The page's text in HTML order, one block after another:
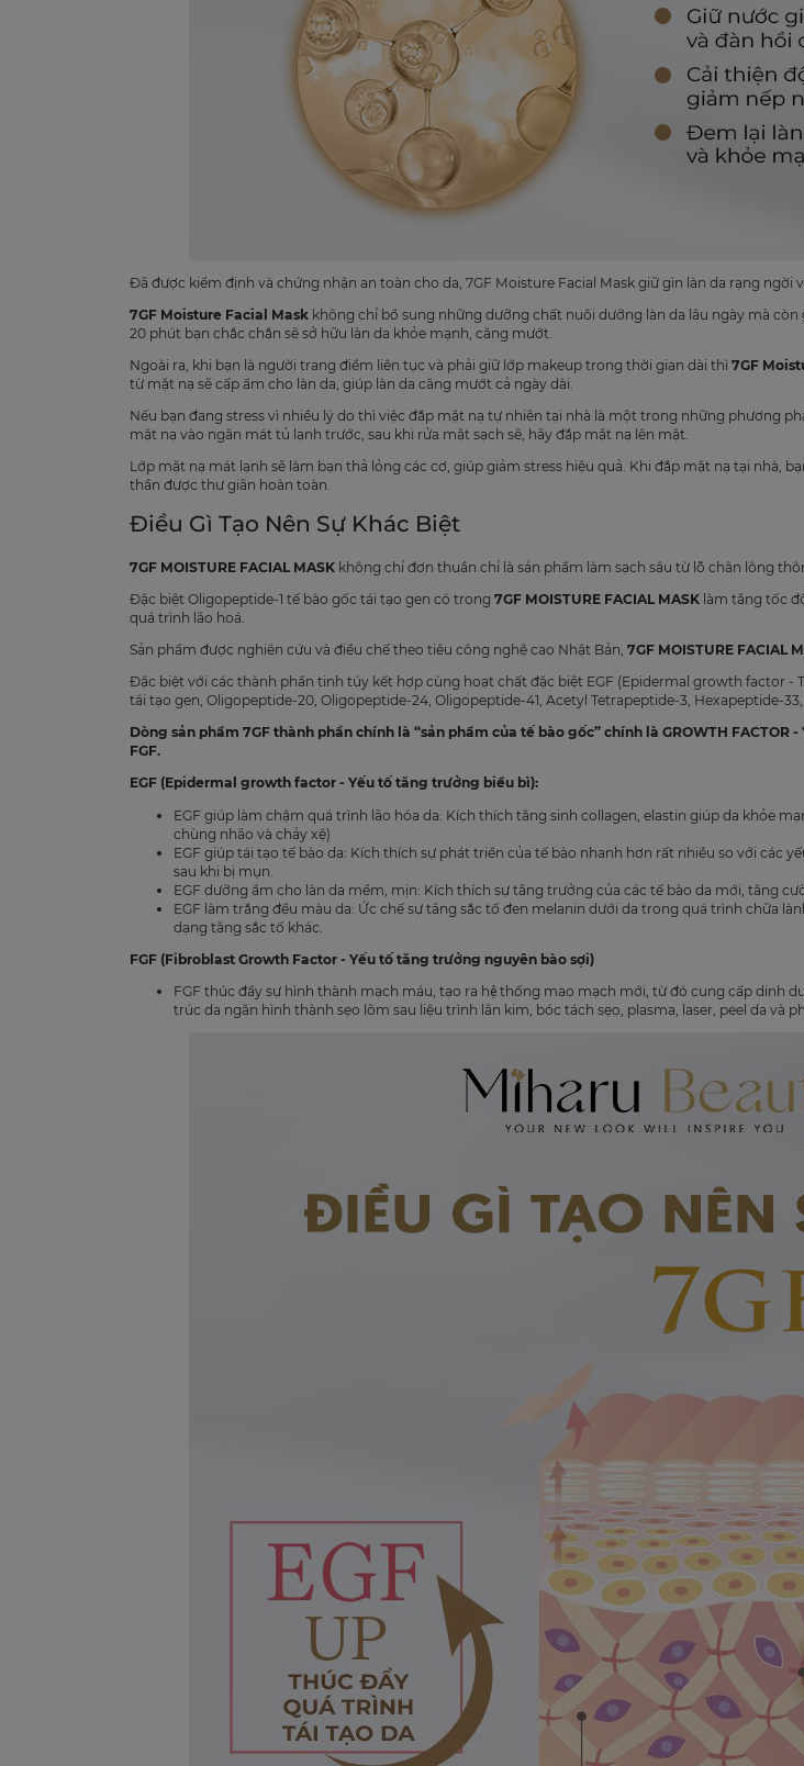
Đã được kiểm định và chứng nhận an toàn cho da, 7GF Moisture Facial Mask giữ gìn làn da rạng ngời
7GF Moisture Facial Maskkhông chỉ bổ sung những dưỡng chất nuôi dưỡng làn da lâu ngày mà
20 phút bạn chắc chắn sẽ sở hữu làn da khỏe mạnh, căng mướt.
Ngoài ra, khi bạn là người trang điểm liên tục và phải giữ lớp makeup trong thời gian dài thì 7GF
từ mặt nạ sẽ cấp ẩm cho làn da, giúp làn da căng mướt cả ngày dài.
Nếu bạn đang stress vì nhiều lý do thì việc đắp mặt nạ tự nhiên tại nhà là một trong những phương
mặt nạ vào ngăn mát tủ lạnh trước, sau khi rửa mặt sạch sẽ, hãy đắp mặt nạ lên mặt.
Lớp mặt nạ mát lạnh sẽ làm bạn thả lỏng các cơ, giúp giảm stress hiệu quả. Khi đắp mặt nạ tại nhà,
thần được thư giãn hoàn toàn.
Điều Gì Tạo Nên Sự Khác Biệt
7GF MOISTURE FACIAL MASKkhông chỉ đơn thuần chỉ là sản phẩm làm sạch sâu từ lỗ chân lông
Đặc biệt Oligopeptide-1 tế bào gốc tái tạo gen có trong 7GF MOISTURE FACIAL MASKlàm tăng tốc
quá trình lão hoá.
Sản phẩm được nghiên cứu và điều chế theo tiêu công nghệ cao Nhật Bản, 7GF MOISTURE FACIAL
Đặc biệt với các thành phần tinh túy kết hợp cùng hoạt chất đặc biệt EGF (Epidermal growth factor -
tái tạo gen, Oligopeptide-20, Oligopeptide-24, Oligopeptide-41, Acetyl Tetrapeptide-3, Hexapeptide-33,
Dòng sản phẩm 7GF thành phần chính là “sản phẩm của tế bào gốc” chính là GROWTH
FGF.
EGF (Epidermal growth factor - Yếu tố tăng trưởng biểu bì):
EGF giúp làm chậm quá trình lão hóa da: Kích thích tăng sinh collagen, elastin giúp da khỏe
chùng nhão và chảy xệ)
EGF giúp tái tạo tế bào da: Kích thích sự phát triển của tế bào nhanh hơn rất nhiều so với các
sau khi bị mụn.
EGF dưỡng ẩm cho làn da mềm, mịn: Kích thích sự tăng trưởng của các tế bào da mới, tăng
EGF làm trắng đều màu da: Ức chế sự tăng sắc tố đen melanin dưới da trong quá trình chữa
dạng tăng sắc tố khác.
FGF (Fibroblast Growth Factor - Yếu tố tăng trưởng nguyên bào sợi)
FGF thúc đẩy sự hình thành mạch máu, tạo ra hệ thống mao mạch mới, từ đó cung cấp dinh
trúc da ngăn hình thành sẹo lõm sau liệu trình lăn kim, bóc tách sẹo, plasma, laser, peel da và